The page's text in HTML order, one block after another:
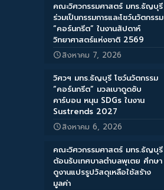
คณะวิศวกรรมศาสตร์ มทร.ธัญบุรี
ร่วมเป็นกรรมการและโชว์นวัตกรรม
“คอร์นกรีต” ในงานสัปดาห์
วิทยาศาสตร์แห่งชาติ 2569
สิงหาคม 7, 2026
วิศวฯ มทร.ธัญบุรี โชว์นวัตกรรม
“คอร์นกรีต” มวลเบาดูดซับ
คาร์บอน หนุน SDGs ในงาน
Sustrends 2027
สิงหาคม 6, 2026
คณะวิศวกรรมศาสตร์ มทร.ธัญบุรี
ต้อนรับเทศบาลตำบลพุเตย ศึกษา
ดูงานแปรรูปวัสดุเหลือใช้สร้าง
มูลค่า